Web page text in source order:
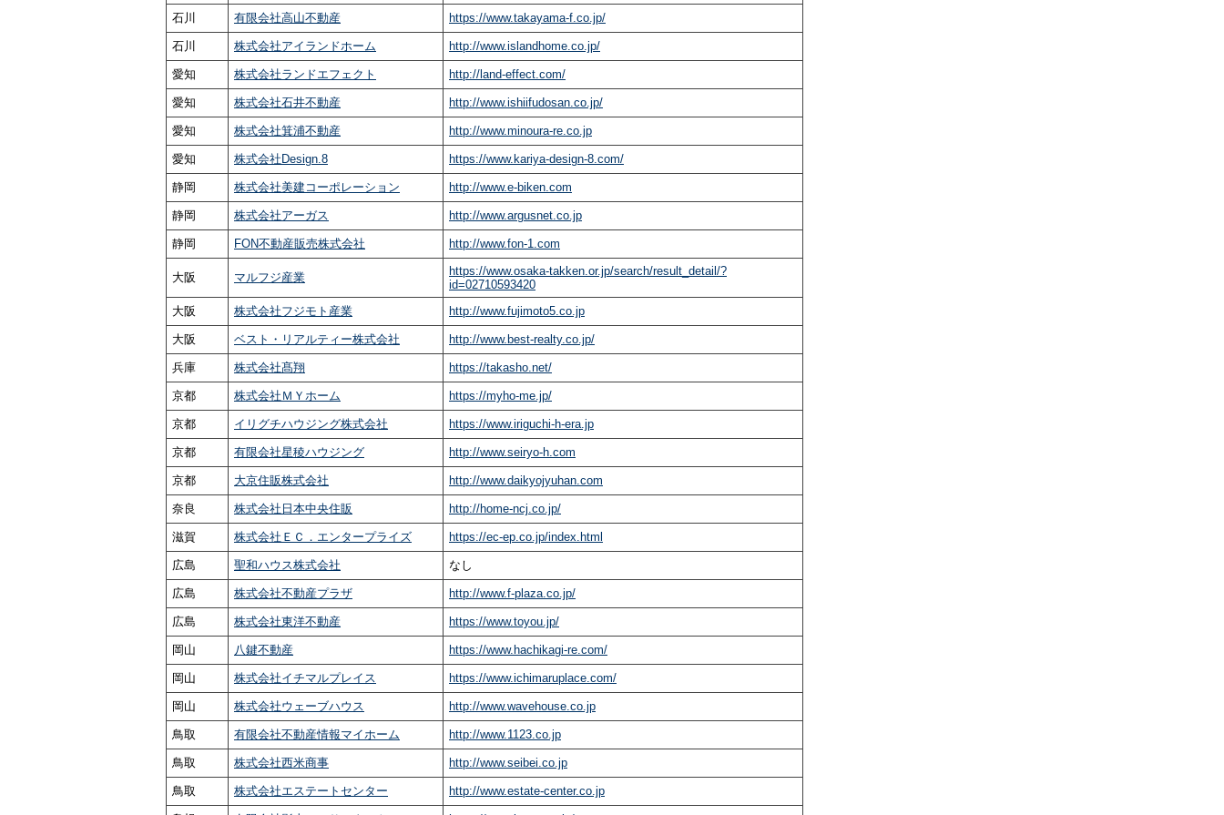
石川 有限会社高山不動産 https://www.takayama-f.co.jp/
石川 株式会社アイランドホーム http://www.islandhome.co.jp/
愛知 株式会社ランドエフェクト http://land-effect.com/
愛知 株式会社石井不動産 http://www.ishiifudosan.co.jp/
愛知 株式会社箕浦不動産 http://www.minoura-re.co.jp
愛知 株式会社Design.8 https://www.kariya-design-8.com/
静岡 株式会社美建コーポレーション http://www.e-biken.com
静岡 株式会社アーガス http://www.argusnet.co.jp
静岡 FON不動産販売株式会社 http://www.fon-1.com
大阪 マルフジ産業
https://www.osaka-takken.or.jp/search/result_detail/?
id=02710593420
大阪
株式会社フジモト産業 http://www.fujimoto5.co.jp
大阪 ベスト・リアルティー株式会社 http://www.best-realty.co.jp/
兵庫 株式会社髙翔 https://takasho.net/
京都 株式会社ＭＹホーム https://myho-me.jp/
京都 イリグチハウジング株式会社 https://www.iriguchi-h-era.jp
京都 有限会社星稜ハウジング http://www.seiryo-h.com
京都 大京住販株式会社 http://www.daikyojyuhan.com
奈良 株式会社日本中央住販 http://home-ncj.co.jp/
滋賀 株式会社ＥＣ．エンタープライズ https://ec-ep.co.jp/index.html
広島 聖和ハウス株式会社 なし
広島 株式会社不動産プラザ http://www.f-plaza.co.jp/
広島 株式会社東洋不動産 https://www.toyou.jp/
岡山 八鍵不動産 https://www.hachikagi-re.com/
岡山 株式会社イチマルプレイス https://www.ichimaruplace.com/
岡山 株式会社ウェーブハウス http://www.wavehouse.co.jp
鳥取 有限会社不動産情報マイホーム http://www.1123.co.jp
鳥取 株式会社西米商事 http://www.seibei.co.jp
鳥取 株式会社エステートセンター http://www.estate-center.co.jp